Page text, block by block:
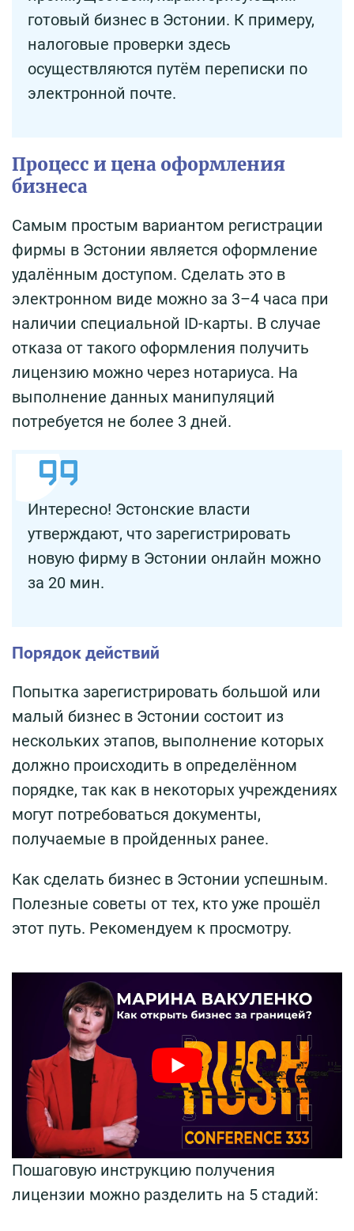
готовый бизнес в Эстонии. К примеру,
налоговые проверки здесь
осуществляются путём переписки по
электронной почте.
Процесс и цена оформления
бизнеса
Самым простым вариантом регистрации
фирмы в Эстонии является оформление
удалённым доступом. Сделать это в
электронном виде можно за 3–4 часа при
наличии специальной ID-карты. В случае
отказа от такого оформления получить
лицензию можно через нотариуса. На
выполнение данных манипуляций
потребуется не более 3 дней.
Интересно! Эстонские власти
утверждают, что зарегистрировать
новую фирму в Эстонии онлайн можно
за 20 мин.
Порядок действий
Попытка зарегистрировать большой или
малый бизнес в Эстонии состоит из
нескольких этапов, выполнение которых
должно происходить в определённом
порядке, так как в некоторых учреждениях
могут потребоваться документы,
получаемые в пройденных ранее.
Как сделать бизнес в Эстонии успешным.
Полезные советы от тех, кто уже прошёл
этот путь. Рекомендуем к просмотру.
Пошаговую инструкцию получения
лицензии можно разделить на 5 стадий: